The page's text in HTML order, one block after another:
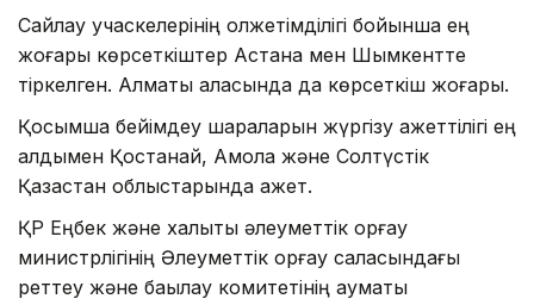
Сайлау учаскелерінің қолжетімділігі бойынша ең
жоғары көрсеткіштер Астана мен Шымкентте
тіркелген. Алматы қаласында да көрсеткіш жоғары.
Қосымша бейімдеу шараларын жүргізу қажеттілігі ең
алдымен Қостанай, Ақмола және Солтүстік
Қазақстан облыстарында қажет.
ҚР Еңбек және халықты әлеуметтік қорғау
министрлігінің Әлеуметтік қорғау саласындағы
реттеу және бақылау комитетінің аумақтық